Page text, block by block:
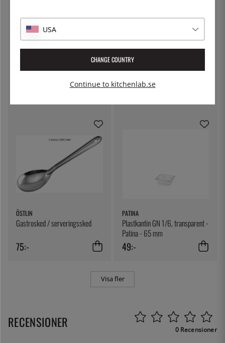
Plastkantin GN 1/3 transparent -
PATINA
Plastkantin GN 1/9, transparent -
Patina - 100 mm
ÖSTLIN
Gastrosked / serveringssked
75:-
PATINA
Plastkantin GN 1/6, transparent -
Patina - 65 mm
49:-
Visa fler
RECENSIONER 0 Recensioner
USA
CHANGE COUNTRY
Continue to kitchenlab.se